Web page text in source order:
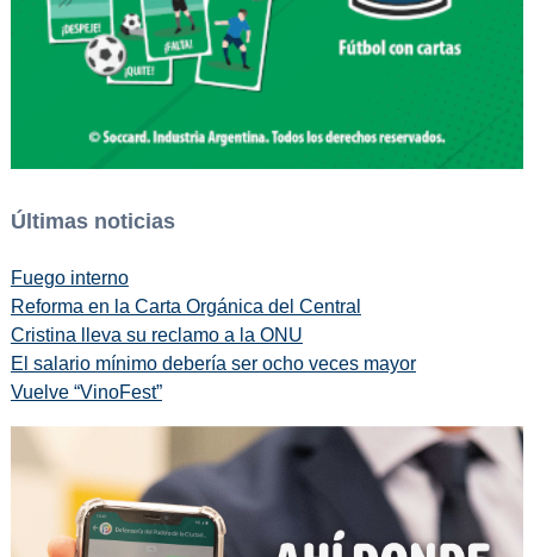
Últimas noticias
Fuego interno
Reforma en la Carta Orgánica del Central
Cristina lleva su reclamo a la ONU
El salario mínimo debería ser ocho veces mayor
Vuelve “VinoFest”